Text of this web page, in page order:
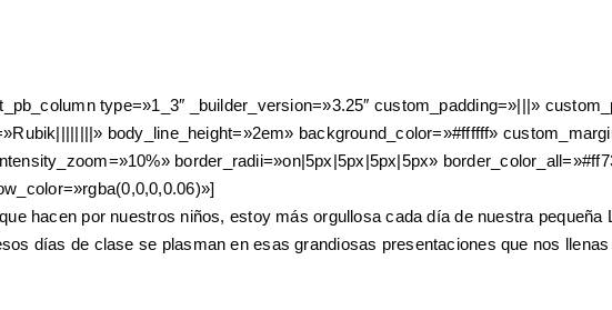
type=»1_3″ _builder_version=»3.25″ custom_padding=»|||»
body_line_height=»2em» background_color=»#ffffff»
border_radii=»on|5px|5px|5px|5px»
hacen por nuestros niños, estoy más orgullosa cada día de nuestra
días de clase se plasman en esas grandiosas presentaciones que nos